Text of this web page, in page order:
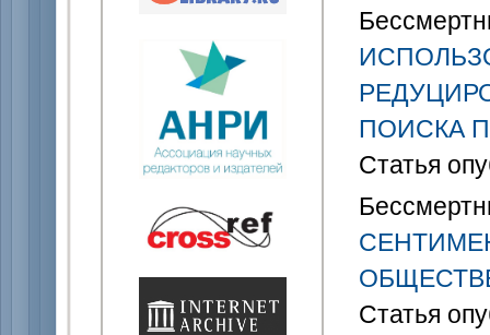
ПОИСКА
Статья
Статья